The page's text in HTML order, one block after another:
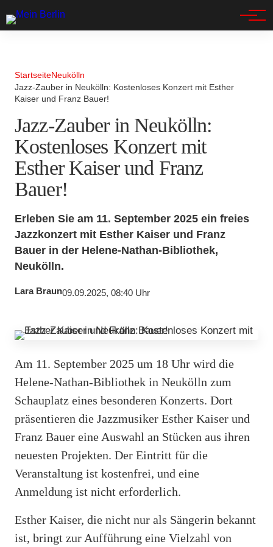
StartseiteNeukölln
Jazz-Zauber in Neukölln: Kostenloses Konzert mit Esther
Kaiser und Franz Bauer!
Jazz-Zauber in Neukölln:
Kostenloses Konzert mit
Esther Kaiser und Franz
Bauer!
Erleben Sie am 11. September 2025 ein freies
Jazzkonzert mit Esther Kaiser und Franz
Bauer in der Helene-Nathan-Bibliothek,
Neukölln.
Lara Braun09.09.2025, 08:40 Uhr
Am 11. September 2025 um 18 Uhr wird die
Helene-Nathan-Bibliothek in Neukölln zum
Schauplatz eines besonderen Konzerts. Dort
präsentieren die Jazzmusiker Esther Kaiser und
Franz Bauer eine Auswahl an Stücken aus ihren
neuesten Projekten. Der Eintritt für die
Veranstaltung ist kostenfrei, und eine
Anmeldung ist nicht erforderlich.
Esther Kaiser, die nicht nur als Sängerin bekannt
ist, bringt zur Aufführung eine Vielzahl von